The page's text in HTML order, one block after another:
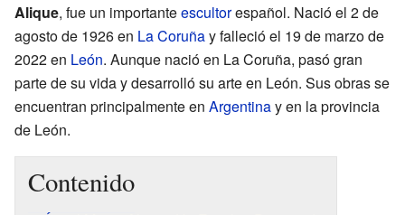
Alique, fue un importanteescultorespañol. Nació el 2 de
agosto de 1926 en La Coruñay falleció el 19 de marzo de
2022 en León. Aunque nació en La Coruña, pasó gran
parte de su vida y desarrolló su arte en León. Sus obras se
encuentran principalmente en Argentinay en la provincia
de León.
Contenido